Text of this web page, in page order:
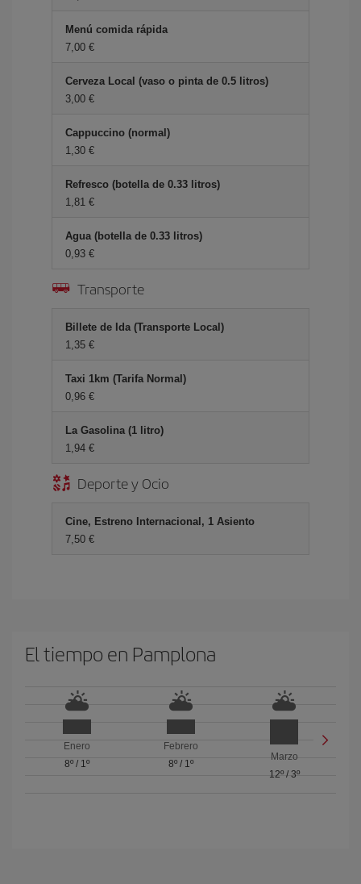
Menú comida rápida
7,00 €
Cerveza Local (vaso o pinta de 0.5 litros)
3,00 €
Cappuccino (normal)
1,30 €
Refresco (botella de 0.33 litros)
1,81 €
Agua (botella de 0.33 litros)
0,93 €
Transporte
Billete de Ida (Transporte Local)
1,35 €
Taxi 1km (Tarifa Normal)
0,96 €
La Gasolina (1 litro)
1,94 €
Deporte y Ocio
Cine, Estreno Internacional, 1 Asiento
7,50 €
El tiempo en Pamplona
Enero
8º/ 1º
Febrero
8º/ 1º
Marzo
12º/ 3º